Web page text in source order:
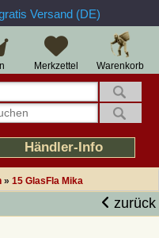
Versand (DE)
Warenkorb
Merkzettel
Händler-Info
» 15 GlasFla Mika
zurück